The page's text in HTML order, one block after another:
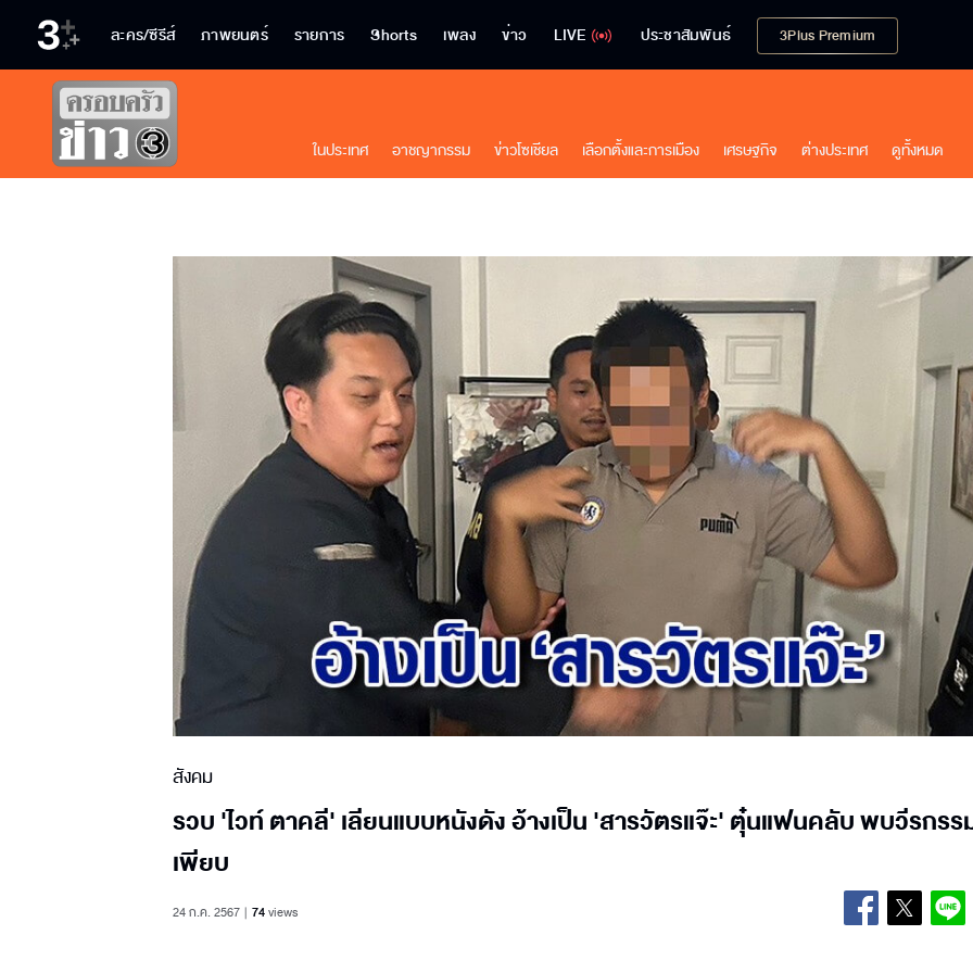
ละคร/ซีรีส์ ภาพยนตร์ รายการ Shorts เพลง ข่าว LIVE ประชาสัมพันธ์ 3Plus Premium
ในประเทศ อาชญากรรม ข่าวโซเชียล เลือกตั้งและการเมือง เศรษฐกิจ ต่างประเทศ ดูทั้งหมด
สังคม
รวบ 'ไวท์ ตาคลี' เลียนแบบหนังดัง อ้างเป็น 'สารวัตรแจ๊ะ' ตุ๋นแฟนคลับ พบวีรกรร
เพียบ
24 ก.ค. 2567 74views